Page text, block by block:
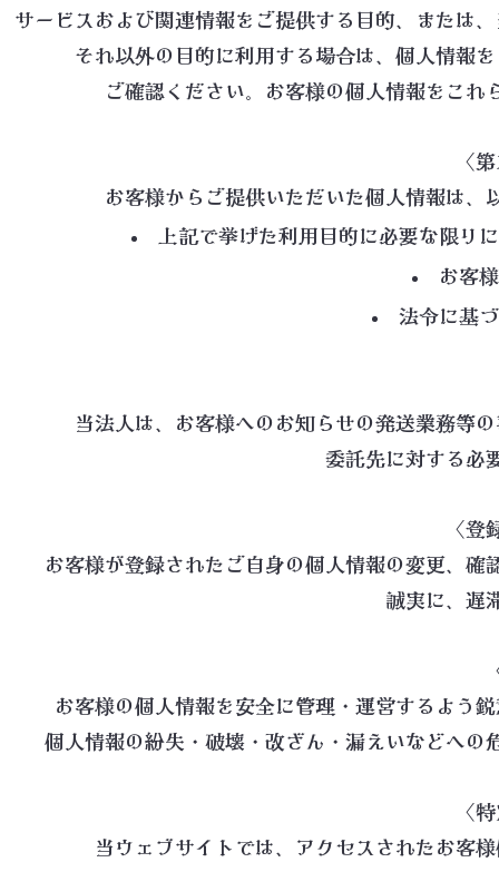
サービスおよび関連情報をご提供する目的、または
それ以外の目的に利用する場合は、個人情報
ご確認ください。お客様の個人情報をこ
〈
お客様からご提供いただいた個人情報は
上記で挙げた利用目的に必要な限
お客
法令に基
当法人は、お客様へのお知らせの発送業務等
委託先に対する必
〈登
お客様が登録されたご自身の個人情報の変更、
誠実に、遅
お客様の個人情報を安全に管理・運営するよう
個人情報の紛失・破壊・改ざん・漏えいなどへ
〈
当ウェブサイトでは、アクセスされたお客